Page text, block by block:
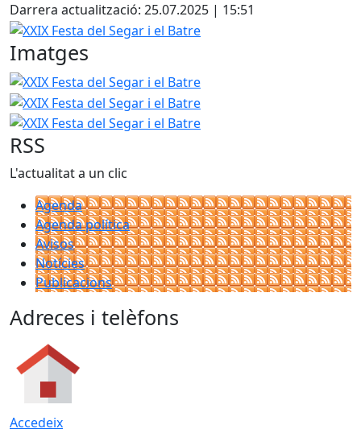
Darrera actualització: 25.07.2025 | 15:51
XXIX Festa del Segar i el Batre
Imatges
XXIX Festa del Segar i el Batre
XXIX Festa del Segar i el
XXIX Festa del Segar i el
RSS
L'actualitat a un clic
Agenda
Agenda política
Avisos
Notícies
Publicacions
Adreces i telèfons
Accedeix